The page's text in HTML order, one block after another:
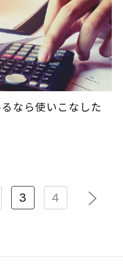
なら使いこなした
3 4